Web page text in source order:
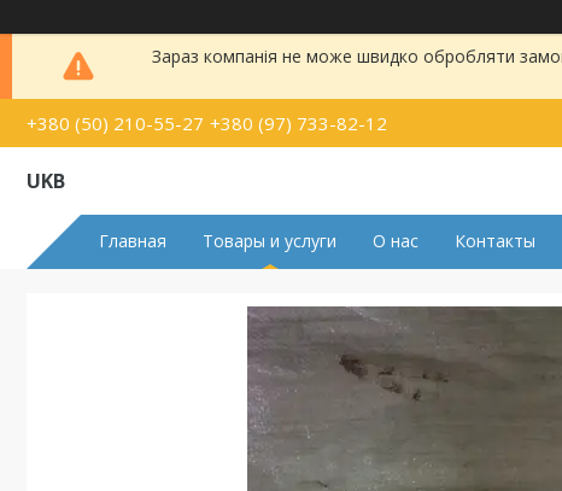
Зараз компанія не може швидко обробляти
+380 (50) 210-55-27 +380 (97) 733-82-12
UKB
Главная Товары и услуги О нас Контакты